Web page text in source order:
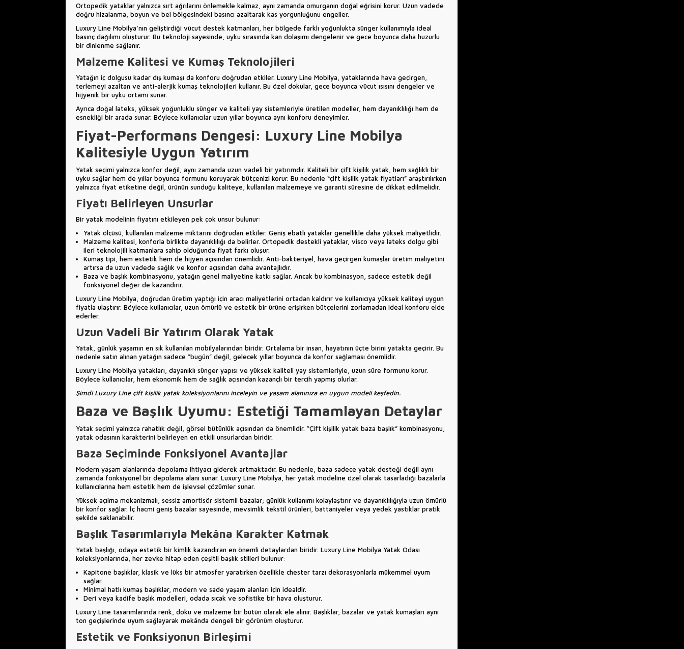
Ortopedik yataklar yalnızca sırt ağrılarını önlemekle kalmaz, aynı zamanda omurganın doğal eğrisini korur. Uzun vadede
doğru hizalanma, boyun ve bel bölgesindeki basıncı azaltarak kas yorgunluğunu engeller.
Luxury Line Mobilya’nın geliştirdiği vücut destek katmanları, her bölgede farklı yoğunlukta sünger kullanımıyla ideal
basınç dağılımı oluşturur. Bu teknoloji sayesinde, uyku sırasında kan dolaşımı dengelenir ve gece boyunca daha huzurlu
bir dinlenme sağlanır.
Malzeme Kalitesi ve Kumaş Teknolojileri
Yatağın iç dolgusu kadar dış kumaşı da konforu doğrudan etkiler. Luxury Line Mobilya, yataklarında hava geçirgen,
terlemeyi azaltan ve anti-alerjik kumaş teknolojileri kullanır. Bu özel dokular, gece boyunca vücut ısısını dengeler ve
hijyenik bir uyku ortamı sunar.
Ayrıca doğal lateks, yüksek yoğunluklu sünger ve kaliteli yay sistemleriyle üretilen modeller, hem dayanıklılığı hem de
esnekliği bir arada sunar. Böylece kullanıcılar uzun yıllar boyunca aynı konforu deneyimler.
Fiyat-Performans Dengesi: Luxury Line Mobilya
Kalitesiyle Uygun Yatırım
Yatak seçimi yalnızca konfor değil, aynı zamanda uzun vadeli bir yatırımdır. Kaliteli bir çift kişilik yatak, hem sağlıklı bir
uyku sağlar hem de yıllar boyunca formunu koruyarak bütçenizi korur. Bu nedenle “çift kişilik yatak fiyatları” araştırılırken
yalnızca fiyat etiketine değil, ürünün sunduğu kaliteye, kullanılan malzemeye ve garanti süresine de dikkat edilmelidir.
Fiyatı Belirleyen Unsurlar
Bir yatak modelinin fiyatını etkileyen pek çok unsur bulunur:
Yatak ölçüsü, kullanılan malzeme miktarını doğrudan etkiler. Geniş ebatlı yataklar genellikle daha yüksek maliyetlidir.
Malzeme kalitesi, konforla birlikte dayanıklılığı da belirler. Ortopedik destekli yataklar, visco veya lateks dolgu gibi
ileri teknolojili katmanlara sahip olduğunda fiyat farkı oluşur.
Kumaş tipi, hem estetik hem de hijyen açısından önemlidir. Anti-bakteriyel, hava geçirgen kumaşlar üretim maliyetini
artırsa da uzun vadede sağlık ve konfor açısından daha avantajlıdır.
Baza ve başlık kombinasyonu, yatağın genel maliyetine katkı sağlar. Ancak bu kombinasyon, sadece estetik değil
fonksiyonel değer de kazandırır.
Luxury Line Mobilya, doğrudan üretim yaptığı için aracı maliyetlerini ortadan kaldırır ve kullanıcıya yüksek kaliteyi uygun
fiyatla ulaştırır. Böylece kullanıcılar, uzun ömürlü ve estetik bir ürüne erişirken bütçelerini zorlamadan ideal konforu elde
ederler.
Uzun Vadeli Bir Yatırım Olarak Yatak
Yatak, günlük yaşamın en sık kullanılan mobilyalarından biridir. Ortalama bir insan, hayatının üçte birini yatakta geçirir. Bu
nedenle satın alınan yatağın sadece “bugün” değil, gelecek yıllar boyunca da konfor sağlaması önemlidir.
Luxury Line Mobilya yatakları, dayanıklı sünger yapısı ve yüksek kaliteli yay sistemleriyle, uzun süre formunu korur.
Böylece kullanıcılar, hem ekonomik hem de sağlık açısından kazançlı bir tercih yapmış olurlar.
Şimdi Luxury Line çift kişilik yatak koleksiyonlarınıinceleyin ve yaşam alanınıza en uygun modeli keşfedin.
Baza ve Başlık Uyumu: Estetiği Tamamlayan Detaylar
Yatak seçimi yalnızca rahatlık değil, görsel bütünlük açısından da önemlidir. “Çift kişilik yatak baza başlık” kombinasyonu,
yatak odasının karakterini belirleyen en etkili unsurlardan biridir.
Baza Seçiminde Fonksiyonel Avantajlar
Modern yaşam alanlarında depolama ihtiyacı giderek artmaktadır. Bu nedenle, baza sadece yatak desteği değil aynı
zamanda fonksiyonel bir depolama alanı sunar. Luxury Line Mobilya, her yatak modeline özel olarak tasarladığı bazalarla
kullanıcılarına hem estetik hem de işlevsel çözümler sunar.
Yüksek açılma mekanizmalı, sessiz amortisör sistemli bazalar; günlük kullanımı kolaylaştırır ve dayanıklılığıyla uzun ömürlü
bir konfor sağlar. İç hacmi geniş bazalar sayesinde, mevsimlik tekstil ürünleri, battaniyeler veya yedek yastıklar pratik
şekilde saklanabilir.
Başlık Tasarımlarıyla Mekâna Karakter Katmak
Yatak başlığı, odaya estetik bir kimlik kazandıran en önemli detaylardan biridir. Luxury Line Mobilya Yatak Odası
koleksiyonlarında , her zevke hitap eden çeşitli başlık stilleri bulunur:
Kapitone başlıklar, klasik ve lüks bir atmosfer yaratırken özellikle chester tarzı dekorasyonlarla mükemmel uyum
sağlar.
Minimal hatlı kumaş başlıklar, modern ve sade yaşam alanları için idealdir.
Deri veya kadife başlık modelleri, odada sıcak ve sofistike bir hava oluşturur.
Luxury Line tasarımlarında renk, doku ve malzeme bir bütün olarak ele alınır. Başlıklar, bazalar ve yatak kumaşları aynı
ton geçişlerinde uyum sağlayarak mekânda dengeli bir görünüm oluşturur.
Estetik ve Fonksiyonun Birleşimi